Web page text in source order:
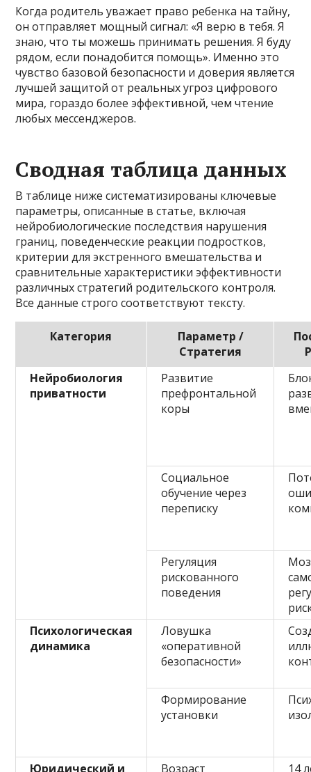
Когда родитель уважает право ребенка на тайну,
он отправляет мощный сигнал: «Я верю в тебя. Я
знаю, что ты можешь принимать решения. Я буду
рядом, если понадобится помощь». Именно это
чувство базовой безопасности и доверия является
лучшей защитой от реальных угроз цифрового
мира, гораздо более эффективной, чем чтение
любых мессенджеров.
Сводная таблица данных
В таблице ниже систематизированы ключевые
параметры, описанные в статье, включая
нейробиологические последствия нарушения
границ, поведенческие реакции подростков,
критерии для экстренного вмешательства и
сравнительные характеристики эффективности
различных стратегий родительского контроля.
Все данные строго соответствуют тексту.
Категория
Параметр /
Стратегия
Нейробиология
приватности
Развитие
префронтальной
коры
Социальное
обучение через
переписку
Регуляция
рискованного
поведения
Психологическая
динамика
Ловушка
«оперативной
безопасности»
Формирование
установки
Юридический и Возраст 14